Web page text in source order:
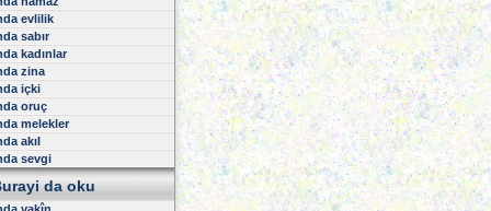
Suresi
Suresi
Suresi
Suresi
Suresi
Suresi
Suresi
Suresi
Suresi
Suresi
Suresi
Suresi
Suresi
Suresi
evlilik
sabır
kadınlar
zina
içki
oruç
melekler
akıl
sevgi
da oku